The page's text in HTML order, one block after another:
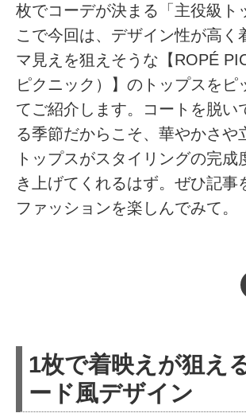
枚でコーデが決まる「主役級ト
こで今回は、デザイン性が高く
マ見えを狙えそうな【ROPÉ
ピクニック）】のトップスをピ
てご紹介します。コートを脱い
る季節だからこそ、華やかさや
トップスがスタイリングの完成
き上げてくれるはず。ぜひ記事
ファッションを楽しんでみて。
1枚で着映えが狙え
ード風デザイン